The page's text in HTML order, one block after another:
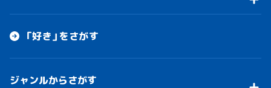
「好き」をさがす
ジャンルからさがす